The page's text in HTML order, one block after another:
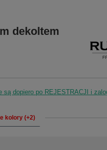
dekoltem
są dopiero po REJESTRACJI i
kolory (+2)